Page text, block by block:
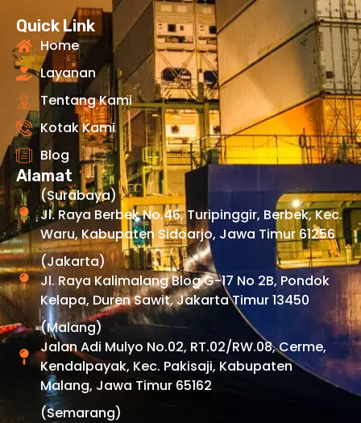
Quick Link
Home
Layanan
Tentang Kami
Kotak Kami
Blog
Alamat
(Surabaya)
Jl. Raya Berbek No.46, Turipinggir, Berbek, Kec.
Waru, Kabupaten Sidoarjo, Jawa Timur 61256
(Jakarta)
Jl. Raya Kalimalang Blog G-17 No 2B, Pondok
Kelapa, Duren Sawit, Jakarta Timur 13450
(Malang)
Jalan Adi Mulyo No.02, RT.02/RW.08, Cerme,
Kendalpayak, Kec. Pakisaji, Kabupaten
Malang, Jawa Timur 65162
(Semarang)